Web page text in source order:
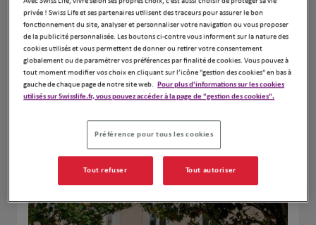
Leaflet| Map ©2026HERE
Naviguer Itinéraire
privée ! Swiss Life et ses partenaires utilisent des traceurs pour assurer le bon
fonctionnement du site, analyser et personnaliser votre navigation ou vous proposer
de la publicité personnalisée. Les boutons ci-contre vous informent sur la nature des
cookies utilisés et vous permettent de donner ou retirer votre consentement
globalement ou de paramétrer vos préférences par finalité de cookies. Vous pouvez à
tout moment modifier vos choix en cliquant sur l’icône "gestion des cookies" en bas à
gauche de chaque page de notre site web. Pour plus d'informations sur les cookies
utilisés sur Swisslife.fr, vous pouvez accéder à la page de "gestion des cookies".
Préférence pour tous les cookies
Tout refuser Tout autoriser